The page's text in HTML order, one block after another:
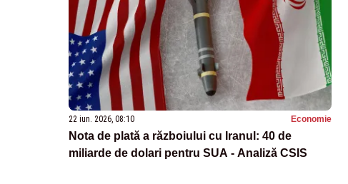
22 iun. 2026, 08:10 Economie
Nota de plată a războiului cu Iranul: 40 de
miliarde de dolari pentru SUA - Analiză CSIS